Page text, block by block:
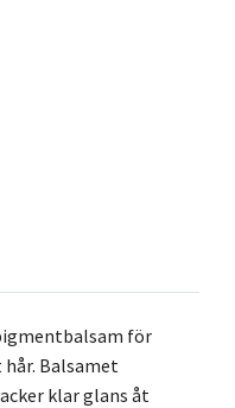
för
Balsamet
klar glans åt